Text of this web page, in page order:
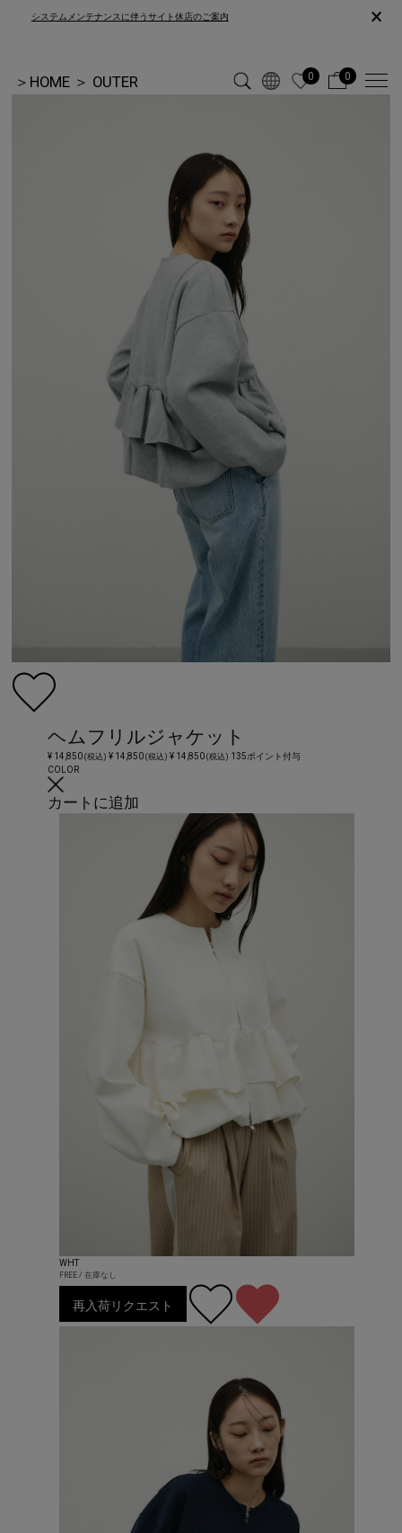
システムメンテナンスに伴うサイト休店のご案内 ×
＞ HOME ＞ OUTER 0 0
ヘムフリルジャケット
¥ 14,850(税込) ¥ 14,850(税込) ¥ 14,850(税込) 135ポイント付与
COLOR
カートに追加
WHT
FREE / 在庫なし
再入荷リクエスト